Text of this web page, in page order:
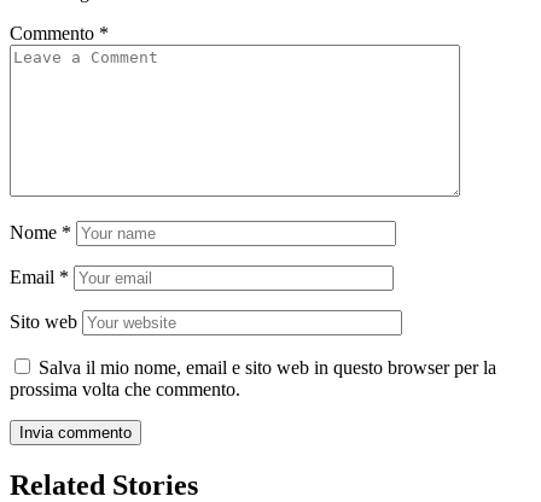
Commento *
Nome *
Email *
Sito web
Salva il mio nome, email e sito web in questo browser per la
prossima volta che commento.
Related Stories